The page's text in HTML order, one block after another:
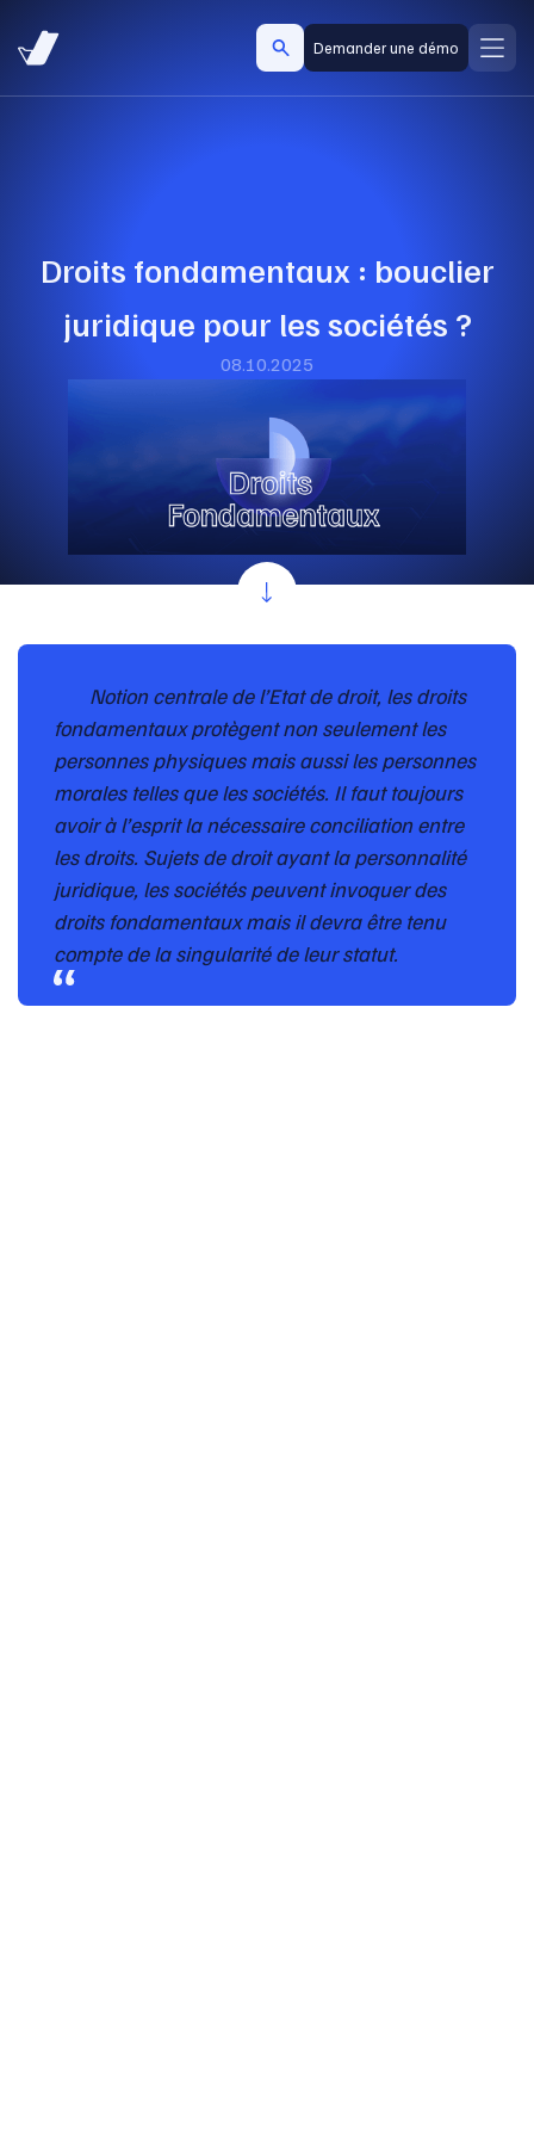
Demander une démo
Droits fondamentaux : bouclier
juridique pour les sociétés ?
08.10.2025
Notion centrale de l’Etat de droit, les droits
fondamentaux protègent non seulement les
personnes physiques mais aussi les personnes
morales telles que les sociétés. Il faut toujours
avoir à l’esprit la nécessaire conciliation entre
les droits. Sujets de droit ayant la personnalité
juridique, les sociétés peuvent invoquer des
droits fondamentaux mais il devra être tenu
compte de la singularité de leur statut.